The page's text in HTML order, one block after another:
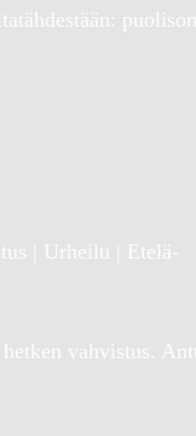
puolison
| Urheilu | Etelä-
vahvistus.